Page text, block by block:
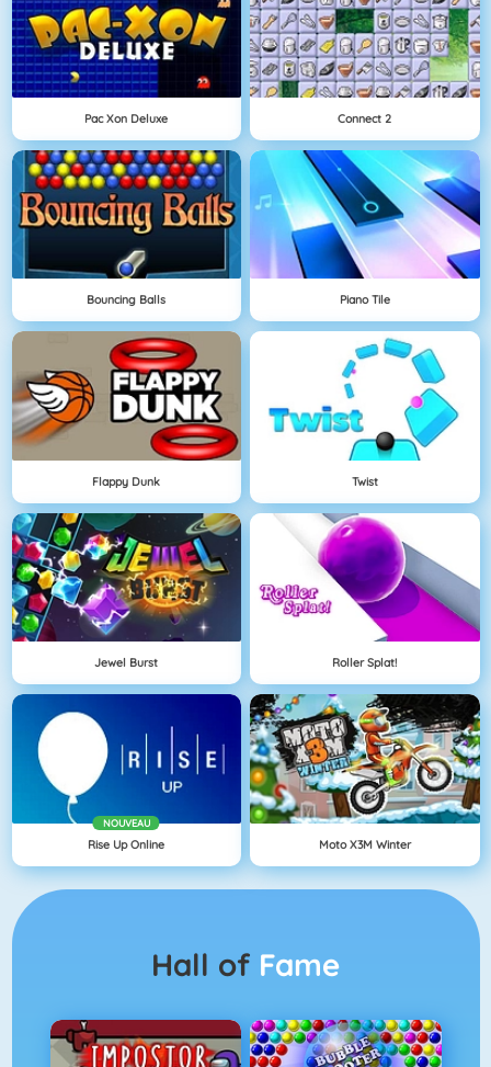
Pac Xon Deluxe Connect 2
Bouncing Balls Piano Tile
Flappy Dunk Twist
Jewel Burst Roller Splat!
NOUVEAU
Rise Up Online Moto X3M Winter
Hall of Fame